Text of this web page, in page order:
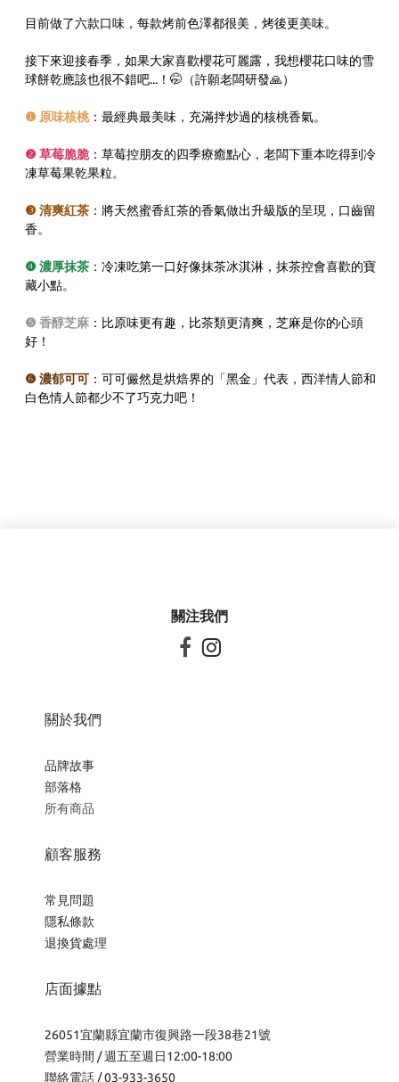
目前做了六款口味，每款烤前色澤都很美，烤後更美味。
接下來迎接春季，如果大家喜歡櫻花可麗露，我想櫻花口味的雪
球餅乾應該也很不錯吧...！🤭（許願老闆研發🙏）
❶ 原味核桃 ：最經典最美味，充滿拌炒過的核桃香氣。
❷ 草莓脆脆 ：草莓控朋友的四季療癒點心，老闆下重本吃得到冷
凍草莓果乾果粒。
❸ 清爽紅茶 ：將天然蜜香紅茶的香氣做出升級版的呈現，口齒留
香。
❹ 濃厚抹茶 ：冷凍吃第一口好像抹茶冰淇淋，抹茶控會喜歡的寶
藏小點。
❺ 香醇芝麻 ：比原味更有趣，比茶類更清爽，芝麻是你的心頭
好！
❻ 濃郁可可 ：可可儼然是烘焙界的「黑金」代表，西洋情人節和
白色情人節都少不了巧克力吧！
關注我們
 
關於我們
品牌故事
部落格
所有商品
顧客服務
常見問題
隱私條款
退換貨處理
店面據點
26051宜蘭縣宜蘭市復興路一段38巷21號
營業時間 / 週五至週日12:00-18:00
聯絡電話 / 03-933-3650